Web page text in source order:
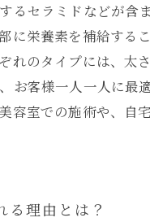
るセラミドなどが含
に栄養素を補給する
れのタイプには、太
お客様一人一人に最
容室での施術や、自
理由とは？